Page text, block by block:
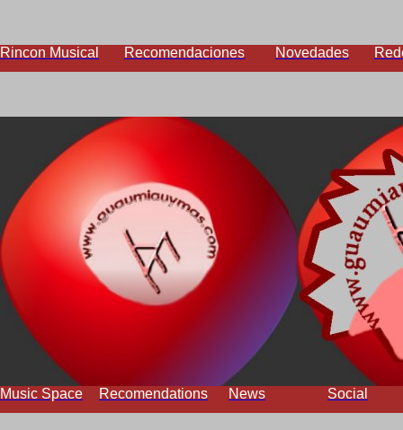
Rincon Musical Recomendaciones Novedades
Music Space Recomendations News Social